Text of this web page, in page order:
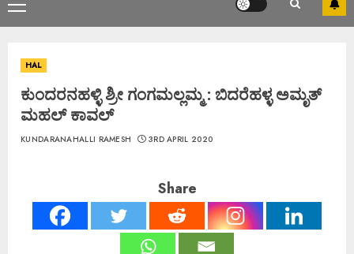
HAL
ಕುಂದರನಹಳ್ಳಿ ಶ್ರೀ ಗಂಗಮಲ್ಲಮ್ಮ : ಬಿದರೆಹಳ್ಳ ಅಮೃತ್
ಮಹಲ್ ಕಾವಲ್
KUNDARANAHALLI RAMESH 3RD APRIL 2020
Share